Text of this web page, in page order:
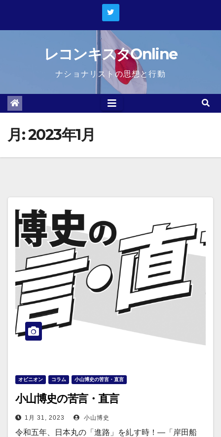
レコンキスタOnline
ナショナリストの思想と行動
月:2023年1月
オピニオン コラム 小山博史の苦言・直言
小山博史の苦言・直言
1月 31, 2023 小山博史
令和五年、日本丸の「進路」を糺す時！―「岸田船